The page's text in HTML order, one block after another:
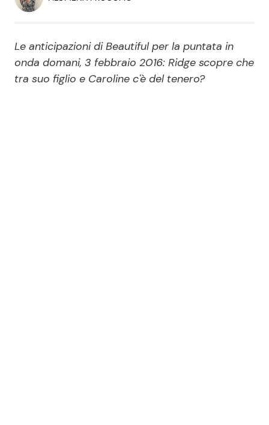
Economia
Persone Scomparse
Politica
Programmi TV
Reality e Talent
Le anticipazioni di Beautiful per la puntata in
onda domani, 3 febbraio 2016: Ridge scopre che
tra suo figlio e Caroline c'è del tenero?